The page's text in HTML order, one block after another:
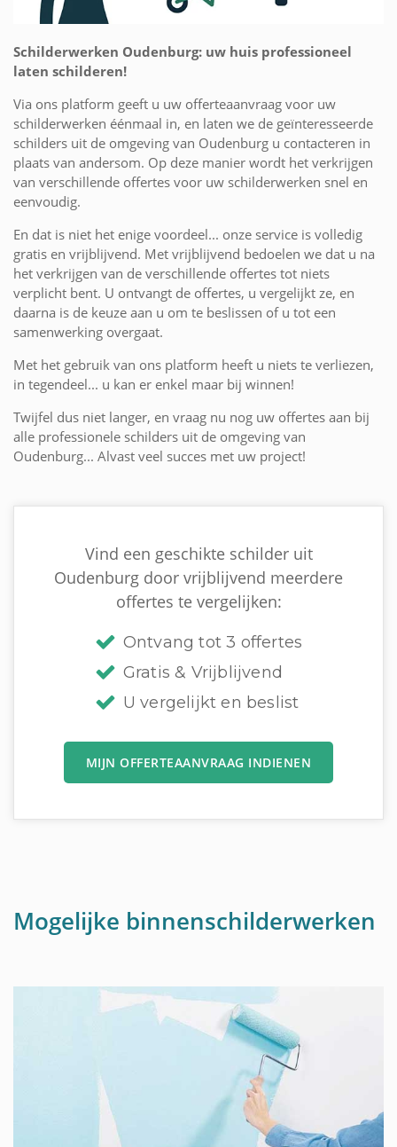
Schilderwerken Oudenburg: uw huis professioneel
laten schilderen!
Via ons platform geeft u uw offerteaanvraag voor uw
schilderwerken éénmaal in, en laten we de geïnteresseerde
schilders uit de omgeving van Oudenburg u contacteren in
plaats van andersom. Op deze manier wordt het verkrijgen
van verschillende offertes voor uw schilderwerken snel en
eenvoudig.
En dat is niet het enige voordeel... onze service is volledig
gratis en vrijblijvend. Met vrijblijvend bedoelen we dat u na
het verkrijgen van de verschillende offertes tot niets
verplicht bent. U ontvangt de offertes, u vergelijkt ze, en
daarna is de keuze aan u om te beslissen of u tot een
samenwerking overgaat.
Met het gebruik van ons platform heeft u niets te verliezen,
in tegendeel... u kan er enkel maar bij winnen!
Twijfel dus niet langer, en vraag nu nog uw offertes aan bij
alle professionele schilders uit de omgeving van
Oudenburg... Alvast veel succes met uw project!
Vind een geschikte schilder uit
Oudenburg door vrijblijvend meerdere
offertes te vergelijken:
Ontvang tot 3 offertes
Gratis & Vrijblijvend
U vergelijkt en beslist
MIJN OFFERTEAANVRAAG INDIENEN
Mogelijke binnenschilderwerken